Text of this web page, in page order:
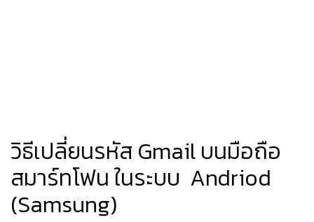
วิธีเปลี่ยนรหัส Gmail บนมือถือ
สมาร์ทโฟน ในระบบ Andriod
(Samsung)